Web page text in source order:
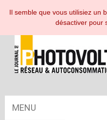
ESPACE
MENU
Il semble que vous utilisiez un
désactiver pour